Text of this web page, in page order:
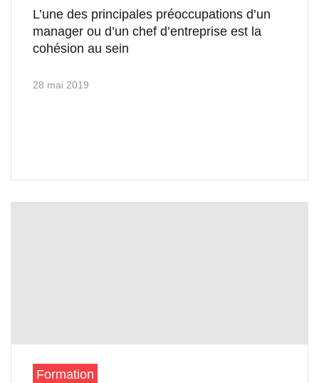
L’une des principales préoccupations d’un
manager ou d’un chef d’entreprise est la
cohésion au sein
28 mai 2019
Formation